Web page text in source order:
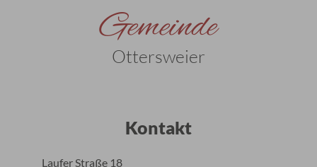
Gemeinde
Ottersweier
Kontakt
Laufer Straße 18